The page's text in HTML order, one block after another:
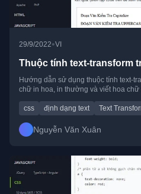
29/9/2022•VI
Thuộc tính text-transform
Hướng dẫn sử dụng thuộc tính text-
chữ in hoa, in thường và viết hoa chữ
css định dạng text Text
Nguyễn Văn Xuân